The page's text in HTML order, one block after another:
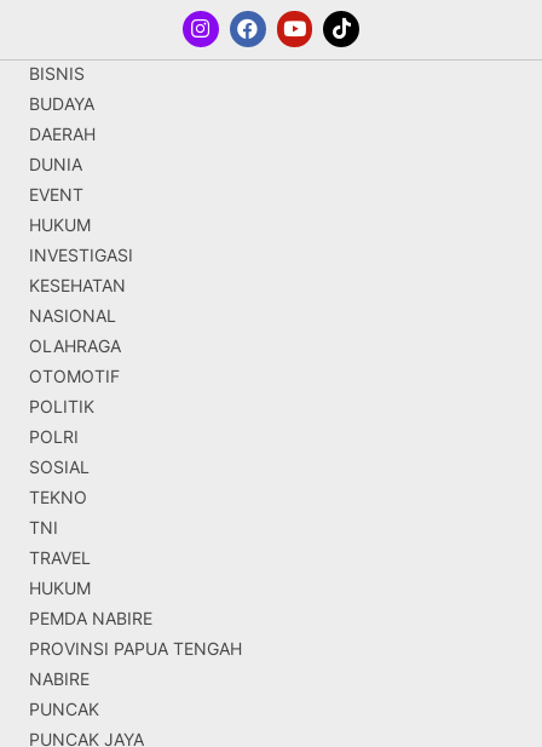
BISNIS
BUDAYA
DAERAH
DUNIA
EVENT
HUKUM
INVESTIGASI
KESEHATAN
NASIONAL
OLAHRAGA
OTOMOTIF
POLITIK
POLRI
SOSIAL
TEKNO
TNI
TRAVEL
HUKUM
PEMDA NABIRE
PROVINSI PAPUA TENGAH
NABIRE
PUNCAK
PUNCAK JAYA